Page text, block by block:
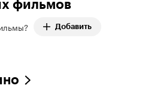
фильмов
Добавить